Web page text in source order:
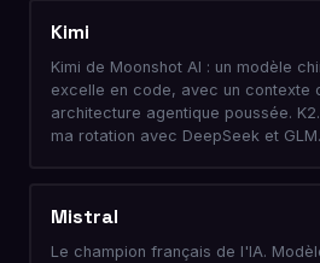
Kimi
Kimi de Moonshot AI : un modèle
excelle en code, avec un contexte
architecture agentique poussée.
ma rotation avec DeepSeek et GLM.
Mistral
Le champion français de l'IA.